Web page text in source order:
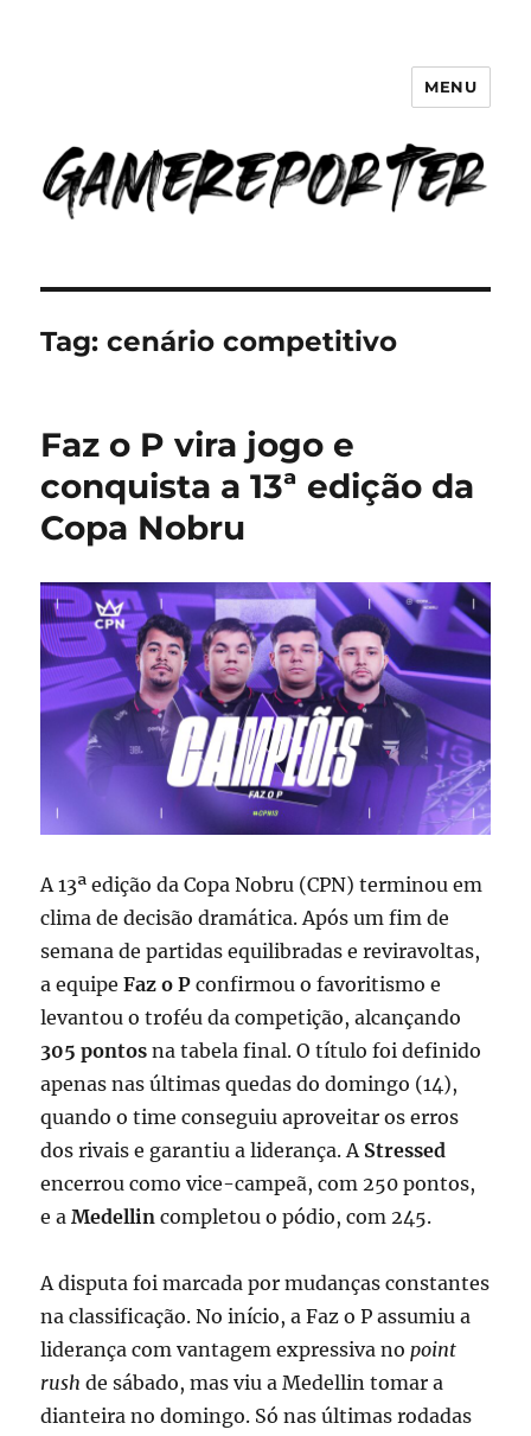
GameReporter | Cultura Gamer
MENU
Tag:cenário competitivo
Faz o P vira jogo e
conquista a 13ª edição da
Copa Nobru
A 13ª edição da Copa Nobru (CPN) terminou em
clima de decisão dramática. Após um fim de
semana de partidas equilibradas e reviravoltas,
a equipeFaz o P confirmou o favoritismo e
levantou o troféu da competição, alcançando
305 pontos na tabela final. O título foi definido
apenas nas últimas quedas do domingo (14),
quando o time conseguiu aproveitar os erros
dos rivais e garantiu a liderança. A Stressed
encerrou como vice-campeã, com 250 pontos,
e aMedellin completou o pódio, com 245.
A disputa foi marcada por mudanças constantes
na classificação. No início, a Faz o P assumiu a
liderança com vantagem expressiva nopoint
rush de sábado, mas viu a Medellin tomar a
dianteira no domingo. Só nas últimas rodadas